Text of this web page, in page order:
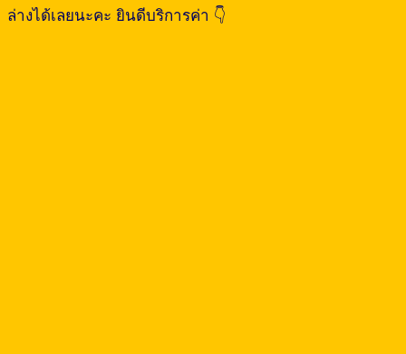
ล่างได้เลยนะคะ ยินดีบริการค่า 👇